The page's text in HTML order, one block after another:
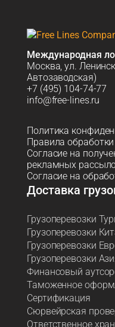
Международная
Москва, ул.
Автозаводская)
+7 (495) 104-74-77
info@free-lines.ru
Политика
Правила
Согласие на
рекламных
Согласие на
Доставка
Грузоперевозки
Грузоперевозки
Грузоперевозки
Грузоперевозки
Финансовый
Таможенное
Сертификация
Сюрвейрская
Ответственное